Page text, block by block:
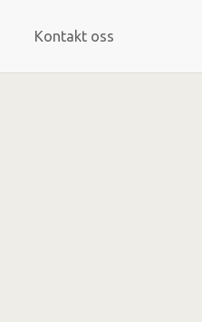
Kontakt oss